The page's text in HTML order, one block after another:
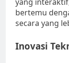
bertemu
secara yang
Inovasi